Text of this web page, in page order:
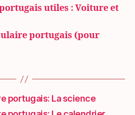
utiles : Voiture et
portugais (pour
portugais: La science